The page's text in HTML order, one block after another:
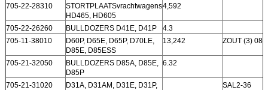
705-22-28310
STORTPLAATSvrachtwagens
HD465, HD605
4,592
705-22-26260 BULLDOZERS D41E, D41P
4.3
705-11-38010
D60P, D65E, D65P, D70LE,
D85E, D85ESS
13,242 ZOUT (3) 080
705-21-32050
BULLDOZERS D85A, D85E,
D85P
6.32
705-21-31020 D31A, D31AM, D31E, D31P, SAL2-36